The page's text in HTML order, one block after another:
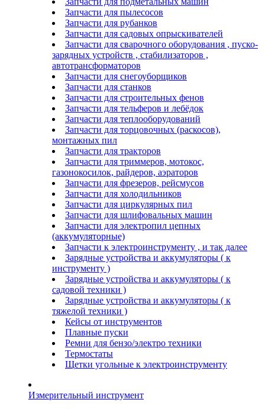
Запчасти для пылесосов
Запчасти для рубанков
Запчасти для садовых опрыскивателей
Запчасти для сварочного оборудования , пуско-
зарядных устройств , стабилизаторов ,
автотрансформаторов
Запчасти для снегоуборщиков
Запчасти для станков
Запчасти для строительных фенов
Запчасти для тельферов и лебёдок
Запчасти для теплооборудований
Запчасти для торцовочных (раскосов),
монтажных пил
Запчасти для тракторов
Запчасти для триммеров, мотокос,
газонокосилок, райдеров, аэраторов
Запчасти для фрезеров, рейсмусов
Запчасти для холодильников
Запчасти для циркулярных пил
Запчасти для шлифовальных машин
Запчасти для электропил цепных
(аккумуляторные)
Запчасти к электроинструменту , и так далее
Зарядные устройства и аккумуляторы ( к
инструменту )
Зарядные устройства и аккумуляторы ( к
садовой техники )
Зарядные устройства и аккумуляторы ( к
тяжелой техники )
Кейсы от инструментов
Плавные пуски
Ремни для бензо/электро техники
Термостаты
Щетки угольные к электроинструменту
Измерительный инструмент